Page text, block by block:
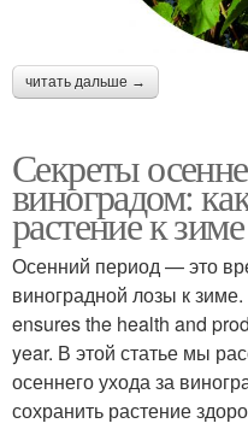
читать дальше →
Секреты
виноградом:
растение к зиме
Осенний период — это
виноградной лозы к
ensures the health and
year. В этой статье мы
осеннего ухода за
сохранить растение